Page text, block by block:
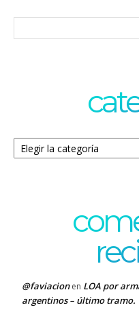
Categorías
@faviacionen LOA por
argentinos – último tramo.